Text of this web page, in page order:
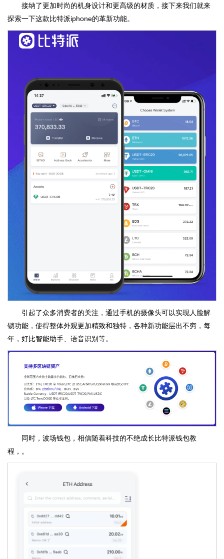
接纳了更加时尚的机身设计和更高级的材质，接下来我们就来
探索一下这款比特派iphone的革新功能。
引起了众多消费者的关注，通过手机的摄像头可以实现人脸解
锁功能，使得整体外观更加精致和独特，各种新功能层出不穷，每
年，好比智能助手、语音识别等。
同时，波场钱包，相信随着科技的不绝成长比特派钱包教
程，。